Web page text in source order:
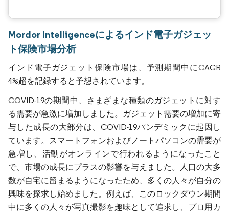
Mordor Intelligenceによるインド電子ガジェッ
ト保険市場分析
インド電子ガジェット保険市場は、予測期間中にCAGR
4%超を記録すると予想されています。
COVID-19の期間中、さまざまな種類のガジェットに対す
る需要が急激に増加しました。ガジェット需要の増加に寄
与した成長の大部分は、COVID-19パンデミックに起因し
ています。スマートフォンおよびノートパソコンの需要が
急増し、活動がオンラインで行われるようになったこと
で、市場の成長にプラスの影響を与えました。人口の大多
数が自宅に留まるようになったため、多くの人々が自分の
興味を探求し始めました。例えば、このロックダウン期間
中に多くの人々が写真撮影を趣味として追求し、プロ用カ